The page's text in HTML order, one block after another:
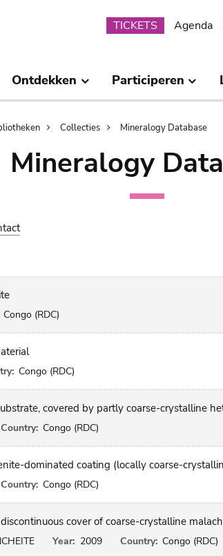
Submenu
TICKETS Agenda
Ontdekken Participeren
Collecties Mineralogy Database
Mineralogy
Congo (RDC)
Congo (RDC)
covered by partly coarse-crystalline
Country: Congo (RDC)
dominated coating (locally coarse-
Country: Congo (RDC)
cover of coarse-crystalline
Year: 2009 Country: Congo (RDC)